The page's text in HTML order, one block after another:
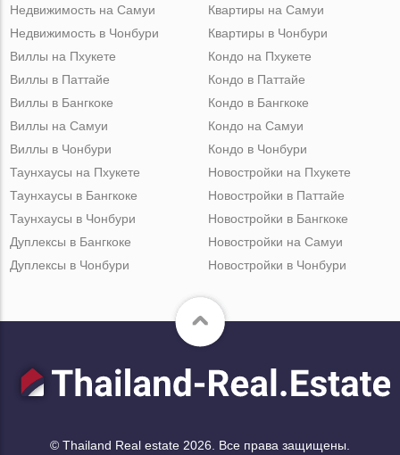
Недвижимость на Самуи
Недвижимость в Чонбури
Квартиры на Самуи
Квартиры в Чонбури
Виллы на Пхукете
Виллы в Паттайе
Виллы в Бангкоке
Виллы на Самуи
Виллы в Чонбури
Кондо на Пхукете
Кондо в Паттайе
Кондо в Бангкоке
Кондо на Самуи
Кондо в Чонбури
Таунхаусы на Пхукете
Таунхаусы в Бангкоке
Таунхаусы в Чонбури
Дуплексы в Бангкоке
Дуплексы в Чонбури
Новостройки на Пхукете
Новостройки в Паттайе
Новостройки в Бангкоке
Новостройки на Самуи
Новостройки в Чонбури
© Thailand Real estate 2026. Все права защищены.